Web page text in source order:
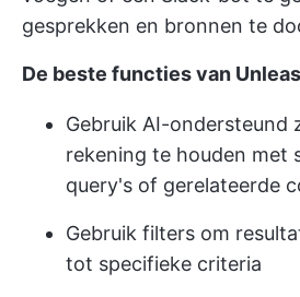
gesprekken en bronnen te
De beste functies van
Gebruik AI-ondersteund
rekening te houden met
query's of gerelateerde
Gebruik filters om
tot specifieke criteria